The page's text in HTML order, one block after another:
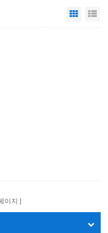
Grid
이지